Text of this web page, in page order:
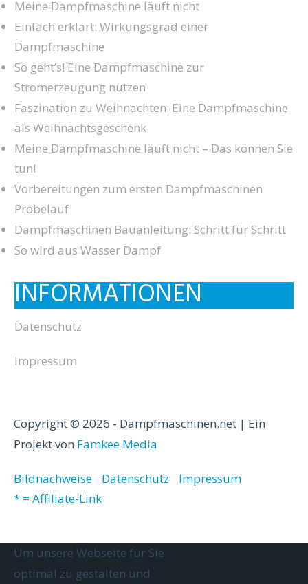
Meine Dampfmaschine läuft nicht
Einfach erklärt: Wirkungsgrad einer
Dampfmaschine
So geht’s! Eine Dampfmaschine zur
Stromerzeugung nutzen
Faszination zu Weihnachten: Eine Dampfmaschine
als Weihnachtsgeschenk
Meine Dampfmaschine läuft nicht – Das können Sie
tun!
Vorbereitungen zum ersten Dampfmaschinen
Probelauf
Dampfmaschinen Bauanleitung: Schritt für Schritt
So wird aus Wasser Dampf
INFORMATIONEN
Datenschutz
Impressum
Copyright © 2026 - Dampfmaschinen.net | Ein
Projekt von Famkee Media
Bildnachweise Datenschutz
Impressum
* = Affiliate-Link
Um unsere Webseite für Sie
optimal zu gestalten und